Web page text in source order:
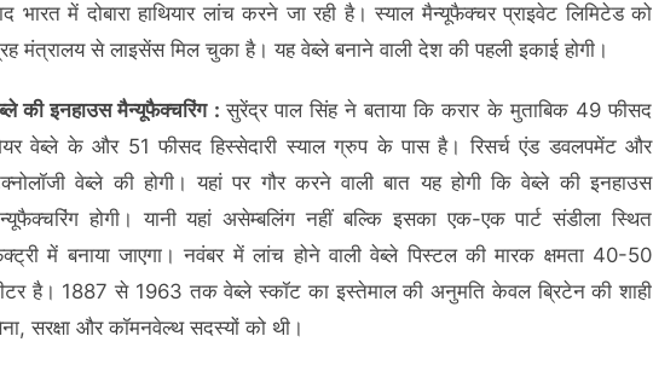
भारत में दोबारा हाथियार लांच करने जा रही है। स्याल मैन्यूफैक्चर प्राइवेट लिमिटेड को
मंत्रालय से लाइसेंस मिल चुका है। यह वेब्ले बनाने वाली देश की पहली इकाई होगी।
की इनहाउस मैन्यूफैक्चरिंग :सुरेंद्र पाल सिंह ने बताया कि करार के मुताबिक 49 फीसद
वेब्ले के और 51 फीसद हिस्सेदारी स्याल ग्रुप के पास है। रिसर्च एंड डवलपमेंट और
वेब्ले की होगी। यहां पर गौर करने वाली बात यह होगी कि वेब्ले की इनहाउस
होगी। यानी यहां असेम्बलिंग नहीं बल्कि इसका एक-एक पार्ट संडीला स्थित
में बनाया जाएगा। नवंबर में लांच होने वाली वेब्ले पिस्टल की मारक क्षमता 40-50
है। 1887 से 1963 तक वेब्ले स्कॉट का इस्तेमाल की अनुमति केवल ब्रिटेन की शाही
सरक्षा और कॉमनवेल्थ सदस्यों को थी।